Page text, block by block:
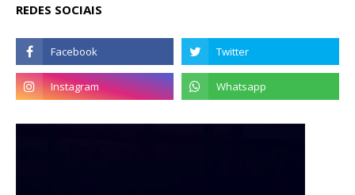
REDES SOCIAIS